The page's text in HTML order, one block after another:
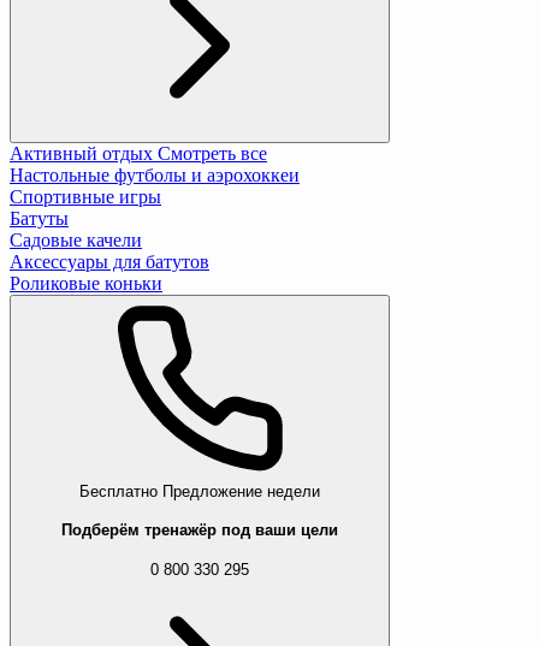
Активный отдых Смотреть все
Настольные футболы и аэрохоккеи
Спортивные игры
Батуты
Садовые качели
Аксессуары для батутов
Роликовые коньки
Бесплатно Предложение недели
Подберём тренажёр под ваши цели
0 800 330 295